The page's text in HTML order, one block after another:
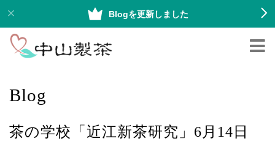
Blogを更新しました
Blog
茶の学校「近江新茶研究」6月14日